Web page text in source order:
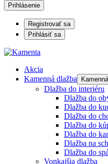
Prihlásenie
Registrovať sa
Prihlásiť sa
Akcia
Kamenná dlažba
Dlažba do interiéru
Dlažba do
Dlažba do
Dlažba do
Dlažba do
Dlažba do
Dlažba na
Dlažba do
Vonkajšia dlažba